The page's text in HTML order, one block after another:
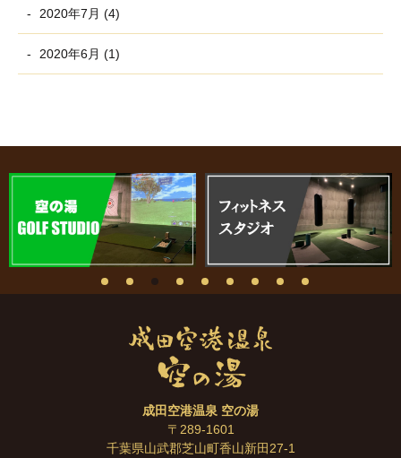
2020年7月 (4)
2020年6月 (1)
成田空港温泉 空の湯
〒289-1601
千葉県山武郡芝山町香山新田27-1